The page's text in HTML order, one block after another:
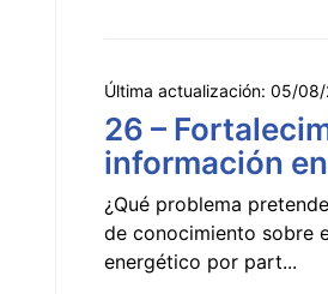
Última actualización: 05/08/
26 –
información
¿Qué problema
de conocimiento sobre
energético por part...